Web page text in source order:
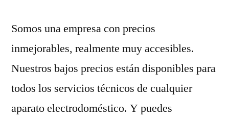
Somos una empresa con precios
inmejorables, realmente muy accesibles.
Nuestros bajos precios están disponibles para
todos los servicios técnicos de cualquier
aparato electrodoméstico. Y puedes